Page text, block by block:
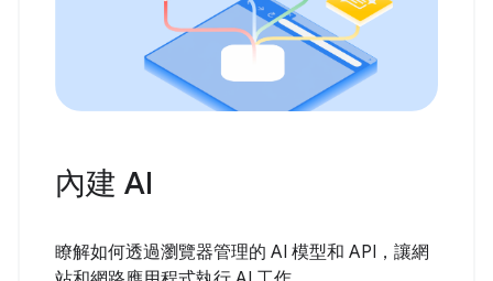
內建 AI
瞭解如何透過瀏覽器管理的 AI 模型和 API，讓網